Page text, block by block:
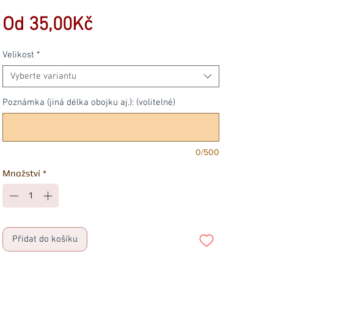
Od 35,00KčZvýhodněná
Velikost *
Vyberte variantu
Poznámka (jiná délka obojku aj.): (volitelné)
0/500
Množství *
Přidat do košíku